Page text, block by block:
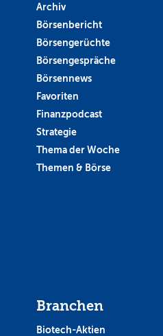
Archiv
Börsenbericht
Börsengerüchte
Börsengespräche
Börsennews
Favoriten
Finanzpodcast
Strategie
Thema der Woche
Themen & Börse
Branchen
Biotech-Aktien